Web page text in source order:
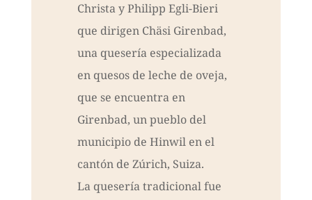
Christa y Philipp Egli-Bieri
que dirigen Chäsi Girenbad,
una quesería especializada
en quesos de leche de oveja,
que se encuentra en
Girenbad, un pueblo del
municipio de Hinwil en el
cantón de Zúrich, Suiza.
La quesería tradicional fue